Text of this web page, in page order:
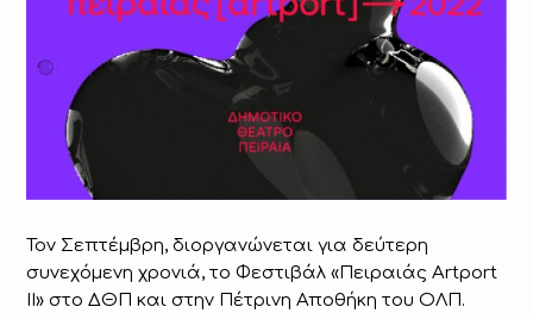
Τον Σεπτέμβρη, διοργανώνεται για δεύτερη
συνεχόμενη χρονιά, το Φεστιβάλ «Πειραιάς Artport
ΙΙ» στο ΔΘΠ και στην Πέτρινη Αποθήκη του ΟΛΠ.